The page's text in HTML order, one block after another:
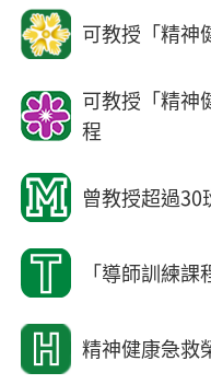
可教授「精神
可教授「精神
程
曾教授超過30
「導師訓練
精神健康急救